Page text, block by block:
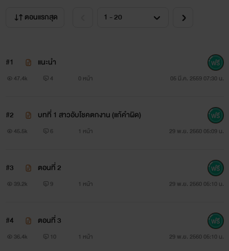
คิดของฉัน” นันทิกาญจน์พูดประชดไปงั้น ถ้าหากนรภัทรกับอริ
แน่ เพราะแค่ที่เป็นอยู่เธอก็แทบจะบ้าตายอยู่ละ ผู้หญิงอะไร
ปากจัดชะมัดเลย
เลขาสาวที่นับวันชักจะเริ่มไม่เห็นหัวเขาแล้ว “ตกลงเธอจะช่วยฉัน
มั้ย”
สวัสดีค่าาาา เรื่องนี้เป็นเรื่องแรกที่แต่งขึ้นนะคะ ถ้ามีคำตกหล่น
กดโหวตเป็นกำลังใจให้ไรท์ด้วยนะ
ตอนแรกสุด
#1 แนะนำ
47.4k 4 0 หน้า 05 มี.ค. 2559 07:30 น.
#2 บทที่ 1 สาวอับโชคตกงาน (แก้คำผิด)
45.5k 6 1 หน้า 29 พ.ย. 2560 05:09 น.
#3 ตอนที่ 2
39.2k 9 1 หน้า 29 พ.ย. 2560 05:10 น.
#4 ตอนที่ 3
36.4k 10 1 หน้า 29 พ.ย. 2560 05:10 น.